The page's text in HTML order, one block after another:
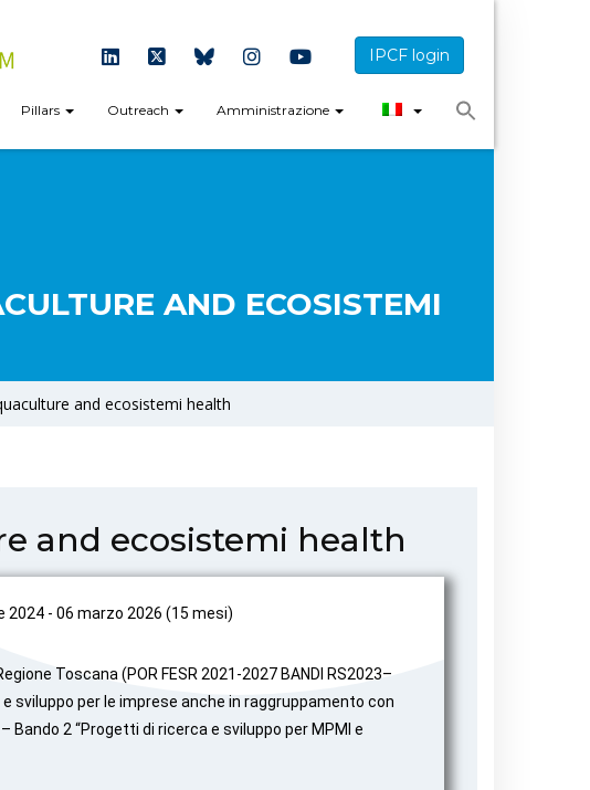
IPCF login
Pillars Outreach Amministrazione
AND ECOSISTEMI
and ecosistemi health
and ecosistemi health
2024 - 06 marzo 2026 (15 mesi)
Toscana (POR FESR 2021-2027 BANDI RS2023–
sviluppo per le imprese anche in raggruppamento con
Bando 2 “Progetti di ricerca e sviluppo per MPMI e